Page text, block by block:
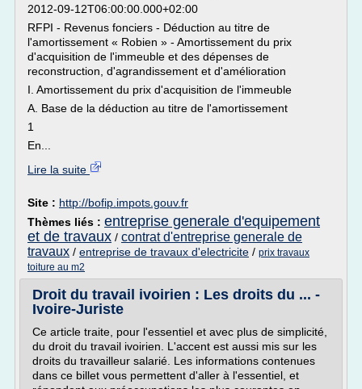
2012-09-12T06:00:00.000+02:00
RFPI - Revenus fonciers - Déduction au titre de
l'amortissement « Robien » - Amortissement du prix
d'acquisition de l'immeuble et des dépenses de
reconstruction, d'agrandissement et d'amélioration
I. Amortissement du prix d'acquisition de l'immeuble
A. Base de la déduction au titre de l'amortissement
1
En...
Lire la suite
Site : http://bofip.impots.gouv.fr
Thèmes liés : entreprise generale d'equipement
et de travaux / contrat d'entreprise generale de
travaux / entreprise de travaux d'electricite / prix travaux
toiture au m2
Droit du travail ivoirien : Les droits du ... -
Ivoire-Juriste
Ce article traite, pour l'essentiel et avec plus de simplicité,
du droit du travail ivoirien. L'accent est aussi mis sur les
droits du travailleur salarié. Les informations contenues
dans ce billet vous permettent d'aller à l'essentiel, et